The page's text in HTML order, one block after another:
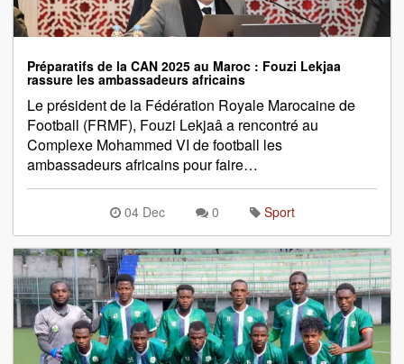
Préparatifs de la CAN 2025 au Maroc : Fouzi Lekjaa
rassure les ambassadeurs africains
Le président de la Fédération Royale Marocaine de
Football (FRMF), Fouzi Lekjaâ a rencontré au
Complexe Mohammed VI de football les
ambassadeurs africains pour faire…
04 Dec 0 Sport